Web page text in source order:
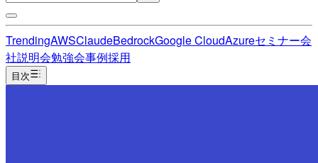
TrendingAWSClaudeBedrockGoogle CloudAzureセミナー会
社説明会勉強会事例採用
目次